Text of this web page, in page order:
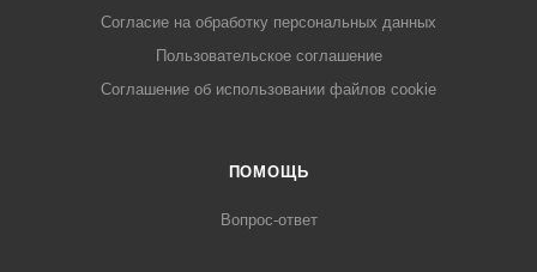
Cогласие на обработку персональных данных
Пользовательское соглашение
Cоглашение об использовании файлов cookie
ПОМОЩЬ
Вопрос-ответ